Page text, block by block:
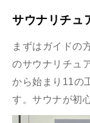
サウナリチュ
まずはガイドの
のサウナリチュ
から始まり11の
す。サウナが初